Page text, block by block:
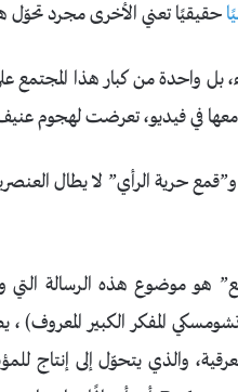
حقيقيًا تعني الأخرى مجرد تحوّل
معها في فيديو، تعرضت لهجوم
حرية الرأي” لا يطال
هو موضوع هذه الرسالة
المفكر الكبير المعروف)
والذي يتحوّل إلى إنتاج